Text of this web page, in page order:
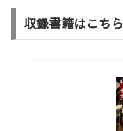
収録書籍はこちら